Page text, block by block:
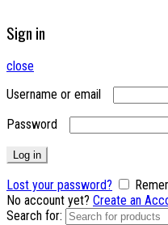
Sign in
close
Username or email
Password
Log in
Lost your password?
No account yet? Create an
Search for: